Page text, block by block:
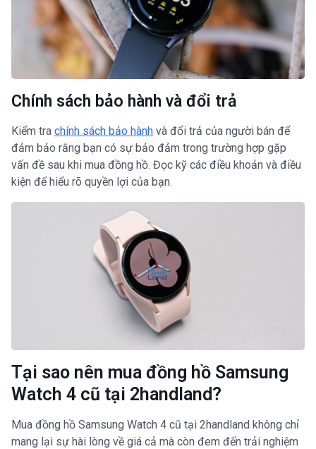
Chính sách bảo hành và đổi trả
Kiểm tra chính sách bảo hành và đổi trả của người bán để
đảm bảo rằng bạn có sự bảo đảm trong trường hợp gặp
vấn đề sau khi mua đồng hồ. Đọc kỹ các điều khoản và điều
kiện để hiểu rõ quyền lợi của bạn.
Tại sao nên mua đồng hồ Samsung
Watch 4 cũ tại 2handland?
Mua đồng hồ Samsung Watch 4 cũ tại 2handland không chỉ
mang lại sự hài lòng về giá cả mà còn đem đến trải nghiệm